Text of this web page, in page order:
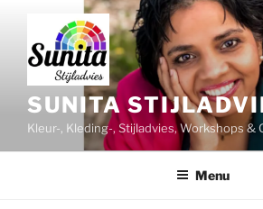
SUNITA
Kleur-, Kleding-, Stijladvies, Workshops &
Menu